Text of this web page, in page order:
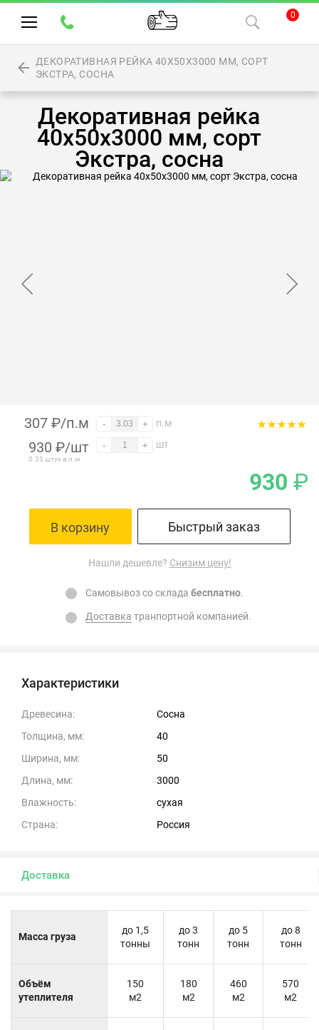
0
ДЕКОРАТИВНАЯ РЕЙКА 40Х50Х3000 ММ, СОРТ
ЭКСТРА, СОСНА
Декоративная рейка
40х50х3000 мм, сорт
Экстра, сосна
Характеристики
Древесина:
Сосна
Толщина, мм:
40
Ширина, мм:
50
Длина, мм:
3000
Влажность:
сухая
Страна:
Россия
307 ₽/п.м - + п.м
930 ₽/шт
0.33 штук в п.м
- + шт
930 ₽
В корзину Быстрый заказ
Нашли дешевле? Снизим цену!
Самовывоз со склада бесплатно.
Доставка транпортной компанией.
Доставка
Масса груза
до 1,5
тонны
до 3
тонн
до 5
тонн
до 8
тонн
Объём
утеплителя
150
м2
180
м2
460
м2
570
м2